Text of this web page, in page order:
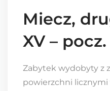
Miecz,
XV –
Zabytek wydobyty z
powierzchni licznymi